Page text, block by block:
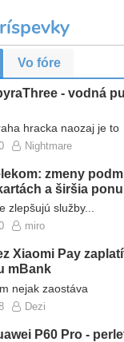
Vo fóre
- vodná
hracka naozaj je to
Nightmare
zmeny
a širšia
zlepšujú služby...
miro
Xiaomi Pay
mBank
nejak zaostáva
Dezi
P60 Pro -